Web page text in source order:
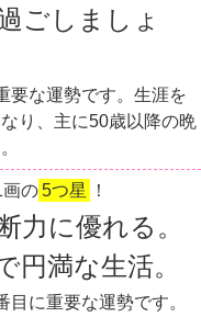
ごしましょ
要な運勢です。生涯を
り、主に50歳以降の晩
の5つ星 ！
力に優れる。
円満な生活。
に重要な運勢です。